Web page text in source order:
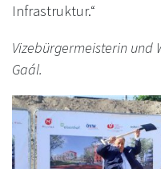
Infrastruktur.“
Vizebürgermeisterin
Gaál.